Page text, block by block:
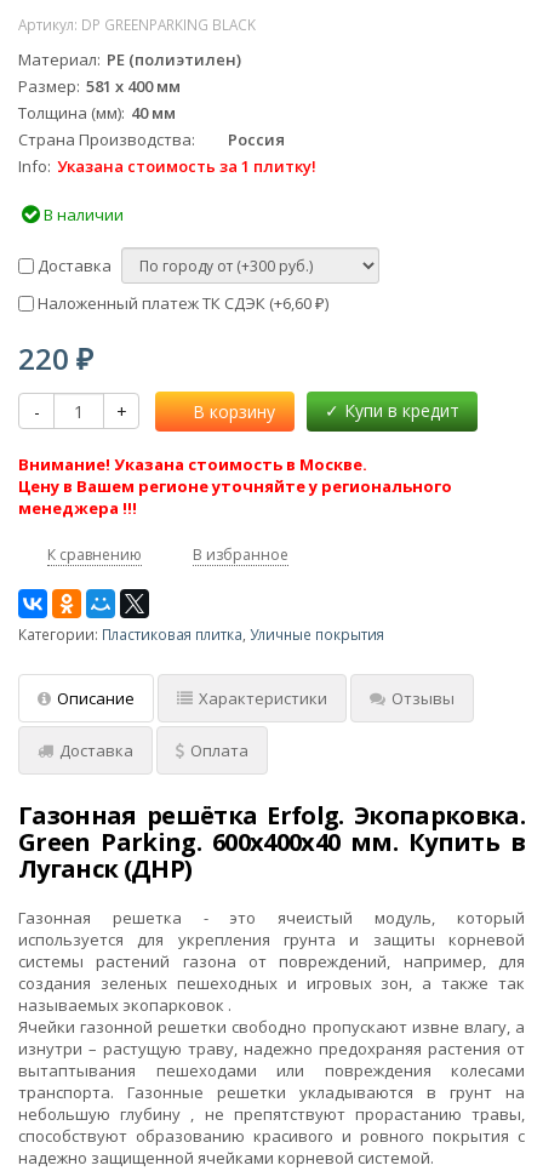
Артикул: DP GREENPARKING BLACK
Материал PE (полиэтилен)
Размер 581 х 400 мм
Толщина (мм) 40 мм
Страна Производства
Россия
Info Указана стоимость за 1 плитку!
В наличии
Доставка
Наложенный платеж ТК СДЭК (+6,60 ₽)
220 ₽
- + В корзину
Внимание! Указана стоимость в Москве.
Цену в Вашем регионе уточняйте у регионального
менеджера !!!
К сравнению В избранное
Категории: Пластиковая плитка, Уличные покрытия
Описание Характеристики Отзывы
Доставка Оплата
Газонная решётка Erfolg. Экопарковка.
Green Parking. 600х400х40 мм. Купить в
Луганск (ДНР)
Газонная решетка - это ячеистый модуль, который
используется для укрепления грунта и защиты корневой
системы растений газона от повреждений, например, для
создания зеленых пешеходных и игровых зон, а также так
называемых экопарковок .
Ячейки газонной решетки свободно пропускают извне влагу, а
изнутри – растущую траву, надежно предохраняя растения от
вытаптывания пешеходами или повреждения колесами
транспорта. Газонные решетки укладываются в грунт на
небольшую глубину , не препятствуют прорастанию травы,
способствуют образованию красивого и ровного покрытия с
надежно защищенной ячейками корневой системой.